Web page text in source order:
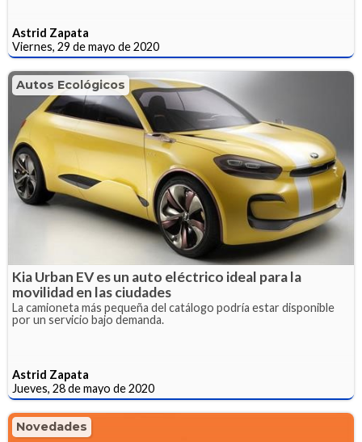
Astrid Zapata
Viernes, 29 de mayo de 2020
Autos Ecológicos
Kia Urban EV es un auto eléctrico ideal para la
movilidad en las ciudades
La camioneta más pequeña del catálogo podría estar disponible
por un servicio bajo demanda.
Astrid Zapata
Jueves, 28 de mayo de 2020
Novedades